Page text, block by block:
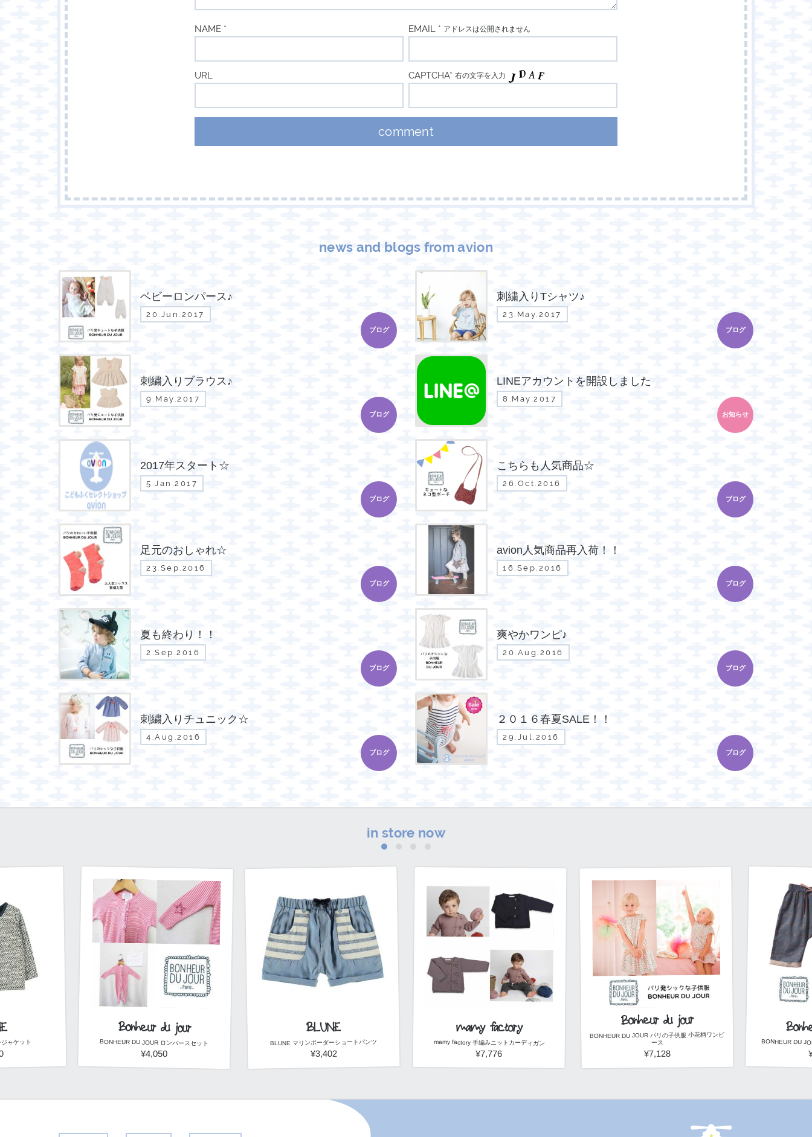
NAME * EMAIL * アドレスは公開されません
URL CAPTCHA* 右の文字を入力
news and blogs from avion
ベビーロンパース♪
20.Jun.2017
ブログ
刺繍入りTシャツ♪
23.May.2017
ブログ
刺繍入りブラウス♪
9.May.2017
ブログ
LINEアカウントを開設しました
8.May.2017
お知らせ
2017年スタート☆
5.Jan.2017
ブログ
こちらも人気商品☆
26.Oct.2016
ブログ
足元のおしゃれ☆
23.Sep.2016
ブログ
avion人気商品再入荷！！
16.Sep.2016
ブログ
夏も終わり！！
2.Sep.2016
ブログ
爽やかワンピ♪
20.Aug.2016
ブログ
刺繍入りチュニック☆
4.Aug.2016
ブログ
２０１６春夏SALE！！
29.Jul.2016
ブログ
in store now
ャケット
Bonheur du jour
BONHEUR DU JOUR ロンパースセット
¥4,050
BLUNE
BLUNE マリンボーダーショートパンツ
¥3,402
mamy factory
mamy factory 手編みニットカーディガン
¥7,776
Bonheur du jour
BONHEUR DU JOUR パリの子供服 小花柄ワンピ
ース
¥7,128
BONHEUR DU